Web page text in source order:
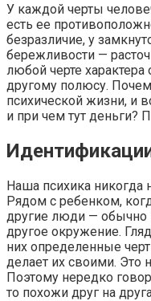
У каждой черты
есть ее
безразличие, у
бережливости —
любой черте
другому полюсу.
психической жизни, и
и при чем тут деньги?
Наша психика никогда
Рядом с ребенком,
другие люди — обычно
другое окружение.
них определенные
делает их своими. Это
Поэтому нередко
то похожи друг на